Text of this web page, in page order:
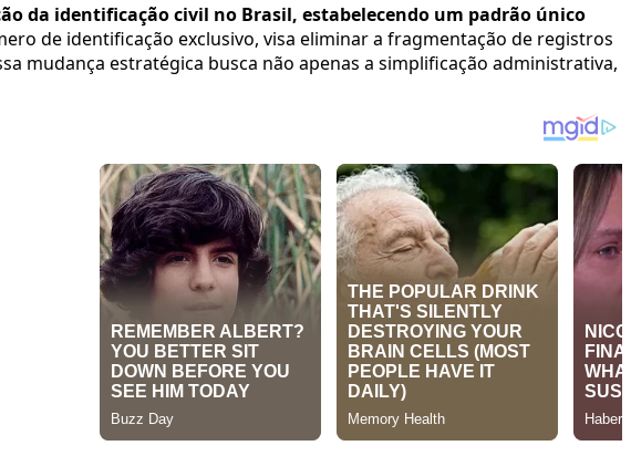
da identificação civil no Brasil, estabelecendo um padrão único
de identificação exclusivo, visa eliminar a fragmentação de registros
mudança estratégica busca não apenas a simplificação administrativa,